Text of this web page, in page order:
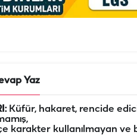
Yaz
Küfür, hakaret, rencide
karakter kullanılmayan ve